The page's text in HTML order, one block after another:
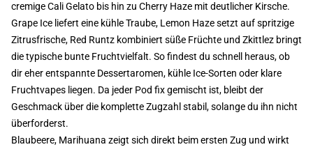
cremige Cali Gelato bis hin zu Cherry Haze mit deutlicher Kirsche.
Grape Ice liefert eine kühle Traube, Lemon Haze setzt auf spritzige
Zitrusfrische, Red Runtz kombiniert süße Früchte und Zkittlez bringt
die typische bunte Fruchtvielfalt. So findest du schnell heraus, ob
dir eher entspannte Dessertaromen, kühle Ice-Sorten oder klare
Fruchtvapes liegen. Da jeder Pod fix gemischt ist, bleibt der
Geschmack über die komplette Zugzahl stabil, solange du ihn nicht
überforderst.
Blaubeere, Marihuana zeigt sich direkt beim ersten Zug und wirkt